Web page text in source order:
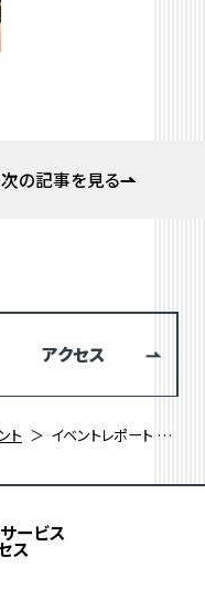
次の記事を見る
アクセス
ト イベントレポート サイコンマスターへの道「基礎編」
サービス
ス